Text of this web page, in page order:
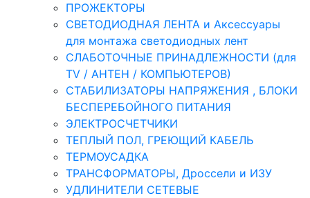
ПРОЖЕКТОРЫ
СВЕТОДИОДНАЯ ЛЕНТА и Аксессуары
для монтажа светодиодных лент
СЛАБОТОЧНЫЕ ПРИНАДЛЕЖНОСТИ (для
TV / АНТЕН / КОМПЬЮТЕРОВ)
СТАБИЛИЗАТОРЫ НАПРЯЖЕНИЯ , БЛОКИ
БЕСПЕРЕБОЙНОГО ПИТАНИЯ
ЭЛЕКТРОСЧЕТЧИКИ
ТЕПЛЫЙ ПОЛ, ГРЕЮЩИЙ КАБЕЛЬ
ТЕРМОУСАДКА
ТРАНСФОРМАТОРЫ, Дроссели и ИЗУ
УДЛИНИТЕЛИ СЕТЕВЫЕ